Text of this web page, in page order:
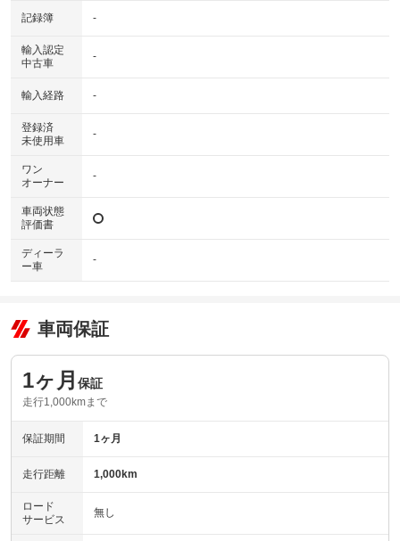
記録簿 -
輸入認定
中古車
-
輸入経路 -
登録済
未使用車
-
ワン
オーナー
-
車両状態
評価書
ディーラ
ー車
-
車両保証
1ヶ月 保証
走行1,000kmまで
保証期間 1ヶ月
走行距離 1,000km
ロード
サービス
無し